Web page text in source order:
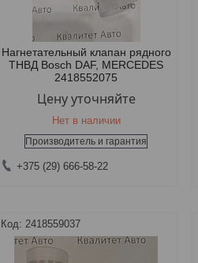
Нагнетательный клапан рядного
ТНВД Bosch DAF, MERCEDES
2418552075
Цену уточняйте
Нет в наличии
Производитель и гарантия
+375 (29) 666-58-22
2418559037